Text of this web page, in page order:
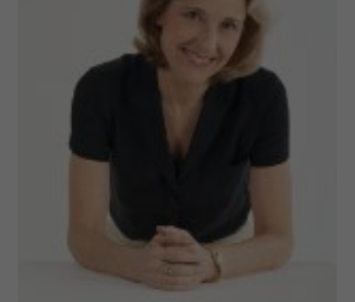
i reklam, aby oferować funkcje społecznościowe i
analizować ruch w naszej witrynie. Informacje o tym, jak
korzystasz z naszej witryny, udostępniamy partnerom
społecznościowym, reklamowym i analitycznym.
Partnerzy mogą połączyć te informacje z innymi danymi
otrzymanymi od Ciebie lub uzyskanymi podczas